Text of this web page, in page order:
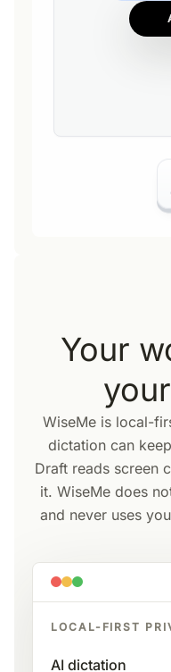
Your
WiseMe is local-
dictation can
Draft reads screen
it. WiseMe does
and never uses
LOCAL-FIRST
AI dictation